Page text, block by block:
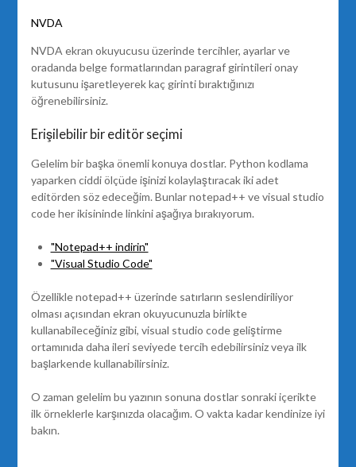
NVDA
NVDA ekran okuyucusu üzerinde tercihler, ayarlar ve
oradanda belge formatlarından paragraf girintileri onay
kutusunu işaretleyerek kaç girinti bıraktığınızı
öğrenebilirsiniz.
Erişilebilir bir editör seçimi
Gelelim bir başka önemli konuya dostlar. Python kodlama
yaparken ciddi ölçüde işinizi kolaylaştıracak iki adet
editörden söz edeceğim. Bunlar notepad++ ve visual studio
code her ikisininde linkini aşağıya bırakıyorum.
"Notepad++ indirin"
"Visual Studio Code"
Özellikle notepad++ üzerinde satırların seslendiriliyor
olması açısından ekran okuyucunuzla birlikte
kullanabileceğiniz gibi, visual studio code geliştirme
ortamınıda daha ileri seviyede tercih edebilirsiniz veya ilk
başlarkende kullanabilirsiniz.
O zaman gelelim bu yazının sonuna dostlar sonraki içerikte
ilk örneklerle karşınızda olacağım. O vakta kadar kendinize iyi
bakın.